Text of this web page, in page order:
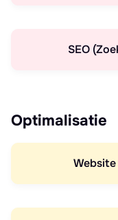
SEO
Optimalisatie